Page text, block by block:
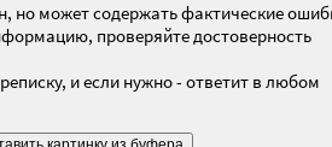
но может содержать фактические
проверяйте достоверность
и если нужно - ответит в любом